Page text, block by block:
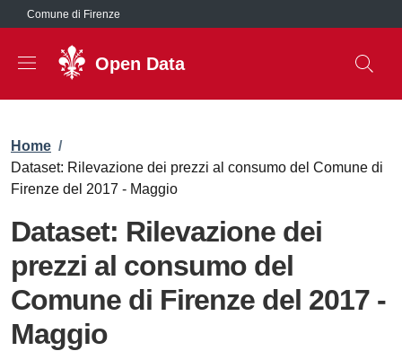
Salta al contenuto principale
Comune di Firenze
Open Data
Briciole di pane
Home /
Dataset: Rilevazione dei prezzi al consumo del Comune di
Firenze del 2017 - Maggio
Dataset: Rilevazione dei
prezzi al consumo del
Comune di Firenze del 2017 -
Maggio